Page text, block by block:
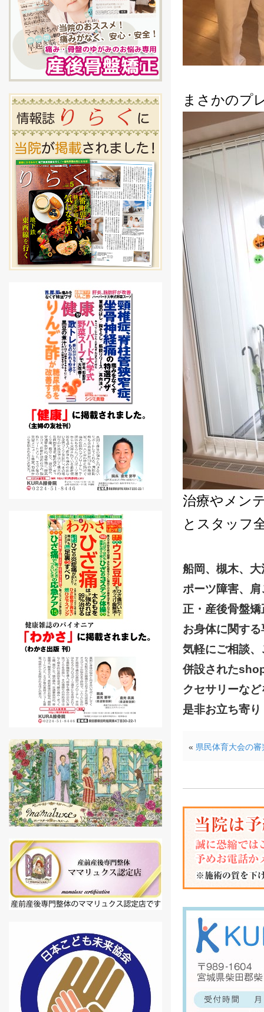
まさかのプ
治療やメン
とスタッフ
船岡、槻木、
ポーツ障害、
正・産後骨盤
お身体に関す
気軽にご相談
併設された
クセサリーな
是非お立ち寄
« 県民体育大会の